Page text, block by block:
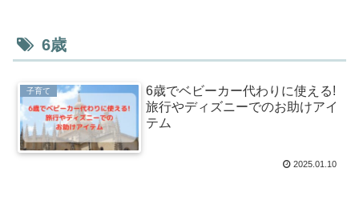
6歳
子育て
6歳でベビーカー代わりに使える!
旅行やディズニーでのお助けアイ
テム
2025.01.10